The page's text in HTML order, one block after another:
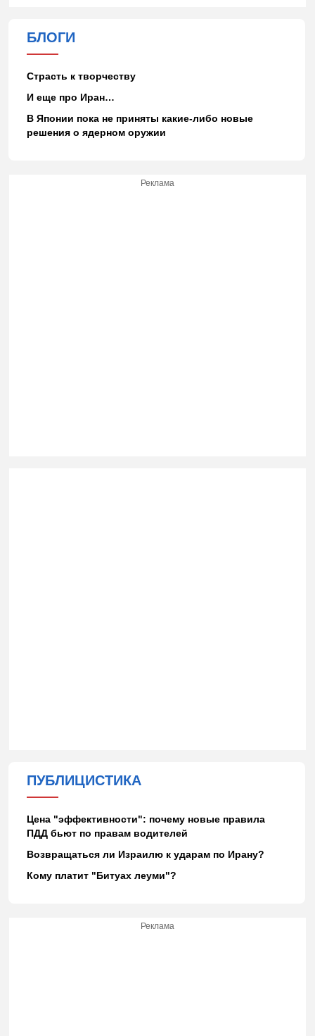
БЛОГИ
Страсть к творчеству
И еще про Иран…
В Японии пока не приняты какие-либо новые
решения о ядерном оружии
Реклама
ПУБЛИЦИСТИКА
Цена "эффективности": почему новые правила
ПДД бьют по правам водителей
Возвращаться ли Израилю к ударам по Ирану?
Кому платит "Битуах леуми"?
Реклама